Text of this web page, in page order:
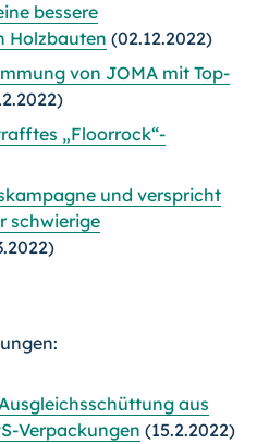
bessere
Holzbauten (02.12.2022)
von JOMA mit Top-
„Floorrock“-
und verspricht
schwierige
aus
Verpackungen (15.2.2022)